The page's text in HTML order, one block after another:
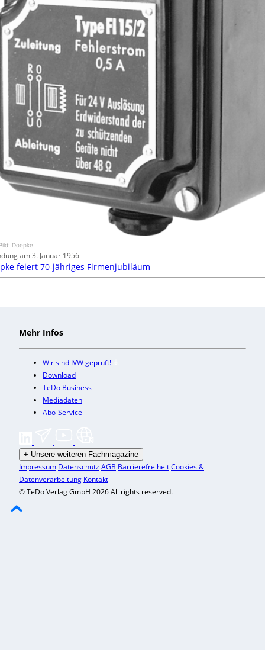
Doepke
am 3. Januar 1956
feiert 70-jähriges Firmenjubiläum
Mehr Infos
Wir sind IVW geprüft!
Download
TeDo Business
Mediadaten
Abo-Service
+ Unsere weiteren Fachmagazine
Impressum DatenschutzAGB BarrierefreiheitCookies &
Datenverarbeitung Kontakt
© TeDo Verlag GmbH 2026 All rights reserved.